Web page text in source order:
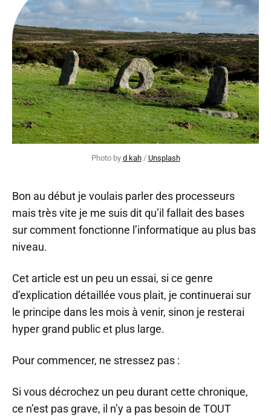
Photo by d kah / Unsplash
Bon au début je voulais parler des processeurs
mais très vite je me suis dit qu’il fallait des bases
sur comment fonctionne l’informatique au plus bas
niveau.
Cet article est un peu un essai, si ce genre
d’explication détaillée vous plait, je continuerai sur
le principe dans les mois à venir, sinon je resterai
hyper grand public et plus large.
Pour commencer, ne stressez pas :
Si vous décrochez un peu durant cette chronique,
ce n’est pas grave, il n’y a pas besoin de TOUT